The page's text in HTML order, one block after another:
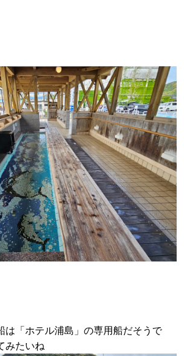
は「ホテル浦島」の専用船だそうで
みたいね